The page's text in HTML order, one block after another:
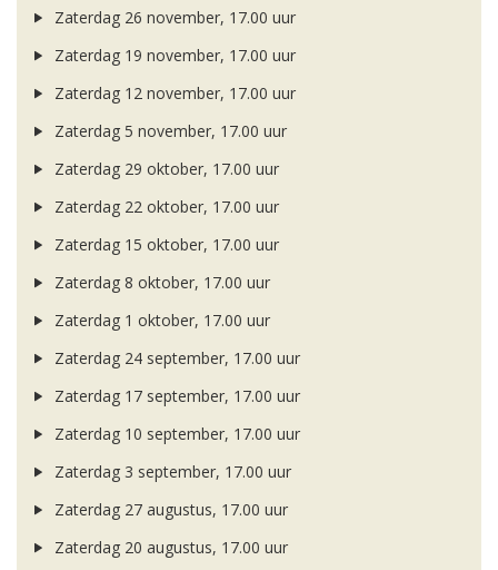
Zaterdag 26 november, 17.00 uur
Zaterdag 19 november, 17.00 uur
Zaterdag 12 november, 17.00 uur
Zaterdag 5 november, 17.00 uur
Zaterdag 29 oktober, 17.00 uur
Zaterdag 22 oktober, 17.00 uur
Zaterdag 15 oktober, 17.00 uur
Zaterdag 8 oktober, 17.00 uur
Zaterdag 1 oktober, 17.00 uur
Zaterdag 24 september, 17.00 uur
Zaterdag 17 september, 17.00 uur
Zaterdag 10 september, 17.00 uur
Zaterdag 3 september, 17.00 uur
Zaterdag 27 augustus, 17.00 uur
Zaterdag 20 augustus, 17.00 uur